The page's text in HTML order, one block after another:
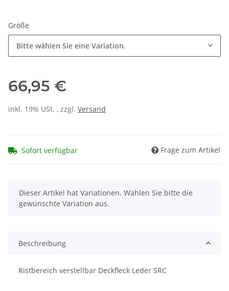
Größe
Bitte wählen Sie eine Variation.
66,95 €
inkl. 19% USt. , zzgl. Versand
Sofort verfügbar Frage zum Artikel
x
Dieser Artikel hat Variationen. Wählen Sie bitte die
gewünschte Variation aus.
Beschreibung
Ristbereich verstellbar Deckfleck Leder SRC